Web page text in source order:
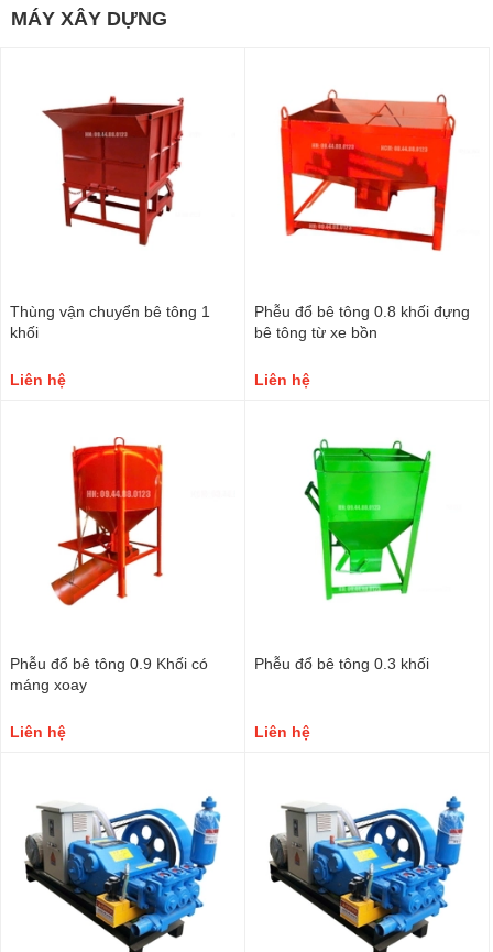
MÁY XÂY DỰNG
Thùng vận chuyển bê tông 1
khối
Liên hệ
Phễu đổ bê tông 0.8 khối đựng
bê tông từ xe bồn
Liên hệ
Phễu đổ bê tông 0.9 Khối có
máng xoay
Liên hệ
Phễu đổ bê tông 0.3 khối
Liên hệ